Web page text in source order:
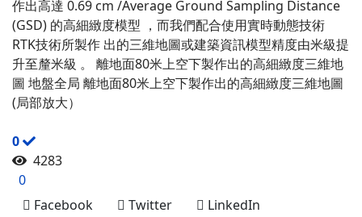
作出高達 0.69 cm /Average Ground Sampling Distance
(GSD) 的高細緻度模型 ，而我們配合使用實時動態技術
RTK技術所製作 出的三維地圖或建築資訊模型精度由米級提
升至釐米級 。 離地面80米上空下製作出的高細緻度三維地
圖 地盤全局 離地面80米上空下製作出的高細緻度三維地圖
(局部放大）
0
4283
0
Facebook
Twitter
LinkedIn